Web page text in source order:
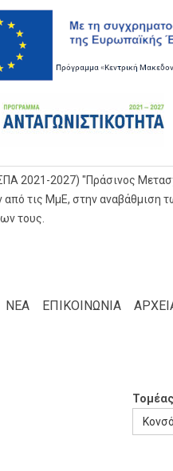
2021-2027) "Πράσινος
τις ΜμΕ, στην
τους.
ΝΕΑ ΕΠΙΚΟΙΝΩΝΙΑ
Τομέας